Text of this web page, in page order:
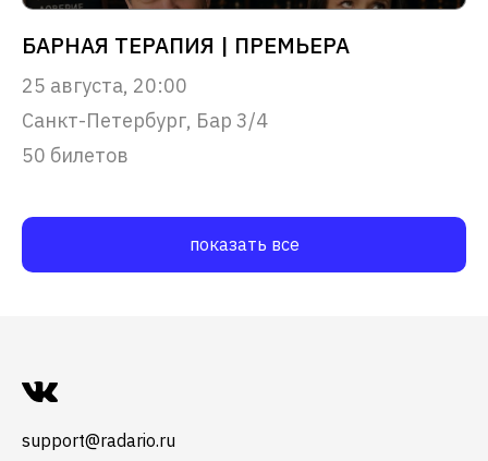
БАРНАЯ ТЕРАПИЯ | ПРЕМЬЕРА
25 августа, 20:00
Санкт-Петербург, Бар 3/4
50 билетов
показать все
support@radario.ru